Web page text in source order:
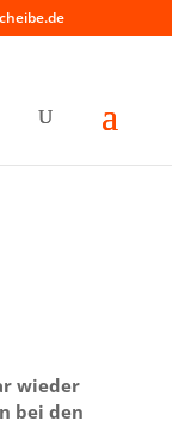
wieder
bei den